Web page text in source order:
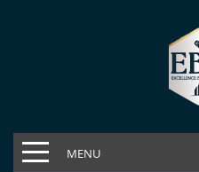
MENU